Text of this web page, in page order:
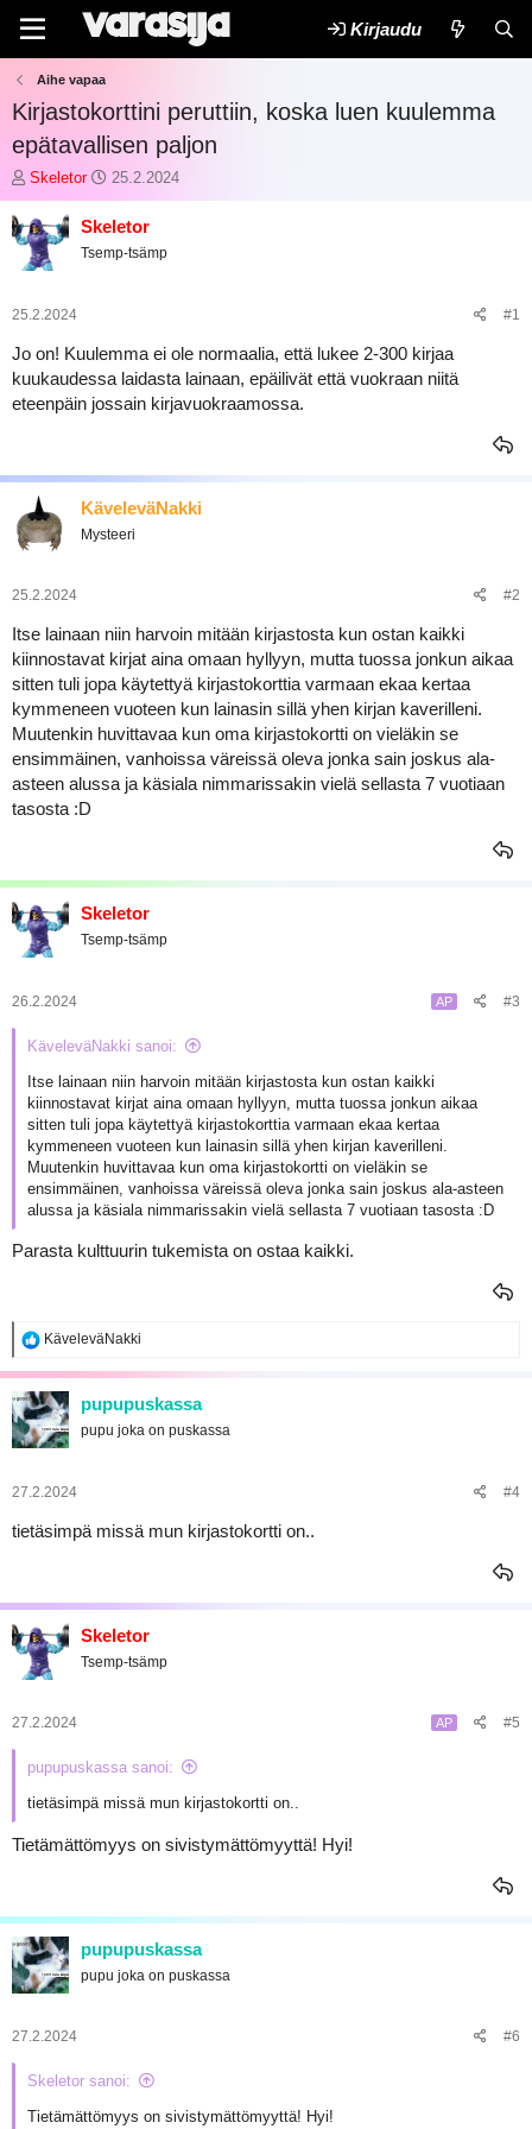
Kirjaudu
Aihe vapaa
Kirjastokorttini peruttiin, koska luen kuulemma
epätavallisen paljon
K
e
s
k
u
l
n
a
i
t
a
Skeletor
A
l
o
t
ä
v
ä
ä
ä
25.2.2024
Skeletor
Tsemp-tsämp
25.2.2024 #1
Jo on! Kuulemma ei ole normaalia, että lukee 2-300 kirjaa
kuukaudessa laidasta lainaan, epäilivät että vuokraan niitä
eteenpäin jossain kirjavuokraamossa.
KäveleväNakki
Mysteeri
25.2.2024 #2
Itse lainaan niin harvoin mitään kirjastosta kun ostan kaikki
kiinnostavat kirjat aina omaan hyllyyn, mutta tuossa jonkun aikaa
sitten tuli jopa käytettyä kirjastokorttia varmaan ekaa kertaa
kymmeneen vuoteen kun lainasin sillä yhen kirjan kaverilleni.
Muutenkin huvittavaa kun oma kirjastokortti on vieläkin se
ensimmäinen, vanhoissa väreissä oleva jonka sain joskus ala-
asteen alussa ja käsiala nimmarissakin vielä sellasta 7 vuotiaan
tasosta :D
Skeletor
Tsemp-tsämp
26.2.2024 AP #3
KäveleväNakki sanoi:
Itse lainaan niin harvoin mitään kirjastosta kun ostan kaikki
kiinnostavat kirjat aina omaan hyllyyn, mutta tuossa jonkun aikaa
sitten tuli jopa käytettyä kirjastokorttia varmaan ekaa kertaa
kymmeneen vuoteen kun lainasin sillä yhen kirjan kaverilleni.
Muutenkin huvittavaa kun oma kirjastokortti on vieläkin se
ensimmäinen, vanhoissa väreissä oleva jonka sain joskus ala-asteen
alussa ja käsiala nimmarissakin vielä sellasta 7 vuotiaan tasosta :D
Parasta kulttuurin tukemista on ostaa kaikki.
R
a
k
t
i
o
:
KäveleväNakki
pupupuskassa
pupu joka on puskassa
27.2.2024 #4
tietäsimpä missä mun kirjastokortti on..
Skeletor
Tsemp-tsämp
27.2.2024 AP #5
pupupuskassa sanoi:
tietäsimpä missä mun kirjastokortti on..
Tietämättömyys on sivistymättömyyttä! Hyi!
pupupuskassa
pupu joka on puskassa
27.2.2024 #6
Skeletor sanoi:
Tietämättömyys on sivistymättömyyttä! Hyi!